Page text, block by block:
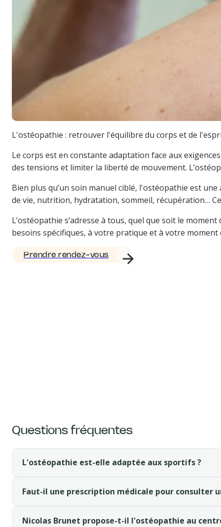
L'ostéopathie : retrouver l'équilibre du corps et de
Le corps est en constante adaptation face aux
des tensions et limiter la liberté de mouvement.
Bien plus qu’un soin manuel ciblé, l'ostéopathie est
de vie, nutrition, hydratation, sommeil, récupération…
L’ostéopathie s’adresse à tous, quel que soit le
besoins spécifiques, à votre pratique et à votre moment
Prendre rendez-vous
Questions fréquentes
L'ostéopathie est-elle adaptée aux sportifs ?
Faut-il une prescription médicale pour consulter
Nicolas Brunet propose-t-il l'ostéopathie au